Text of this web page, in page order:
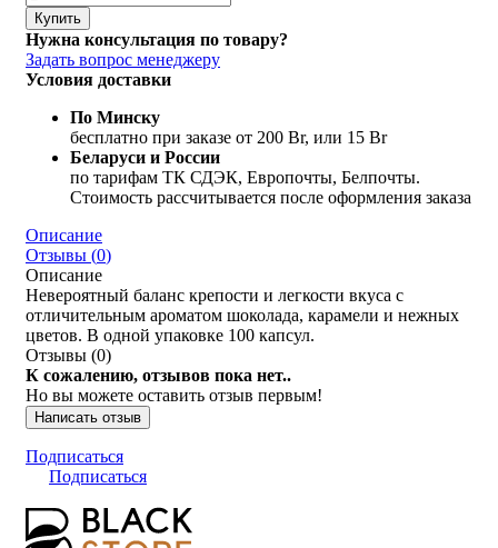
Купить
Нужна консультация по товару?
Задать вопрос менеджеру
Условия доставки
По Минску
бесплатно при заказе от 200 Br, или 15 Br
Беларуси и России
по тарифам ТК СДЭК, Европочты, Белпочты.
Стоимость рассчитывается после оформления заказа
Описание
Отзывы (0)
Описание
Невероятный баланс крепости и легкости вкуса с
отличительным ароматом шоколада, карамели и нежных
цветов. В одной упаковке 100 капсул.
Отзывы (0)
К сожалению, отзывов пока нет..
Но вы можете оставить отзыв первым!
Написать отзыв
Подписаться
Подписаться